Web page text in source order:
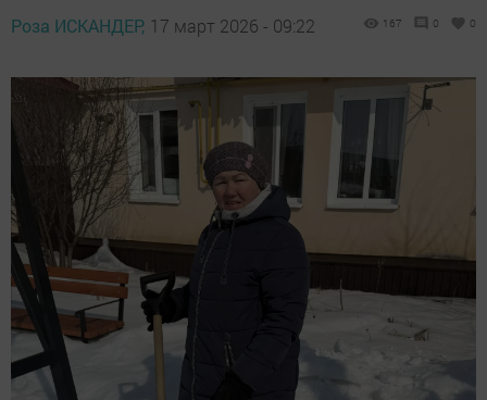
Роза ИСКАНДЕР, 17 март 2026 - 09:22 167 0 0